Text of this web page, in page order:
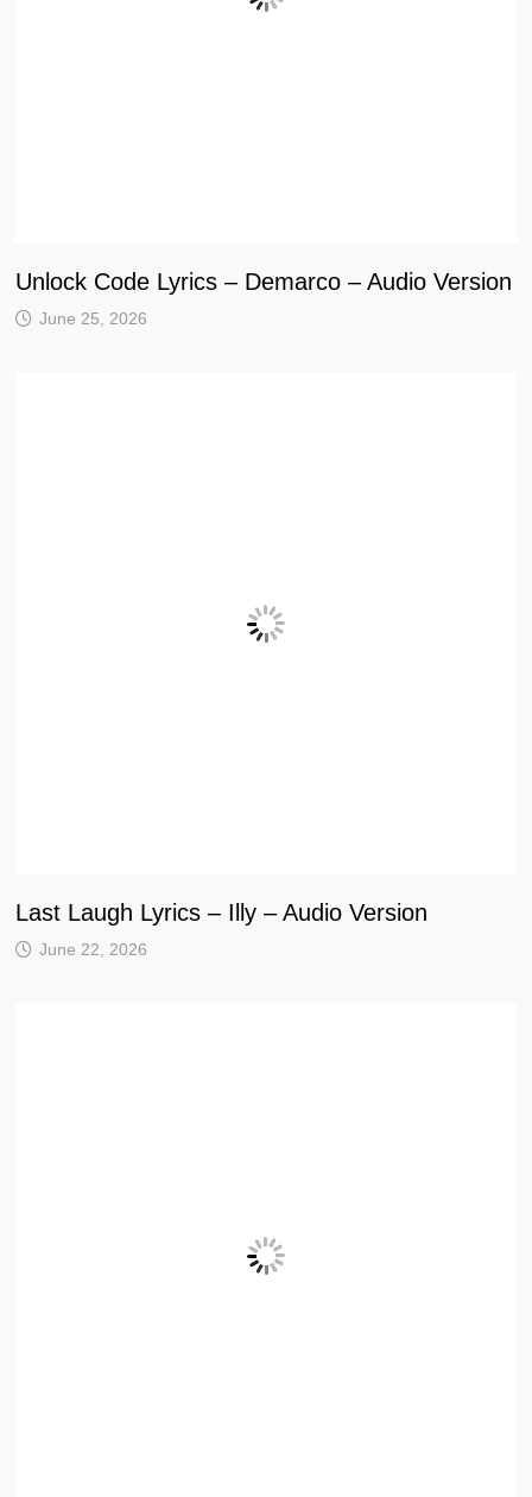
Unlock Code Lyrics – Demarco – Audio Version
June 25, 2026
Last Laugh Lyrics – Illy – Audio Version
June 22, 2026